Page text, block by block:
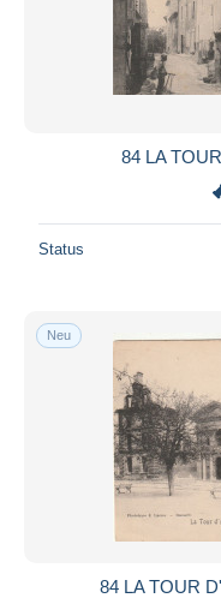
84 LA
Status
Neu
84 LA TOUR